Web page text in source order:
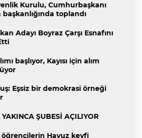
Kurulu, Cumhurbaşkanı
başkanlığında toplandı
Adayı Boyraz Çarşı Esnafını
başlıyor, Kayısı için alım
Eşsiz bir demokrasi örneği
YAKINCA ŞUBESİ AÇILIYOR
öğrencilerin Havuz keyfi